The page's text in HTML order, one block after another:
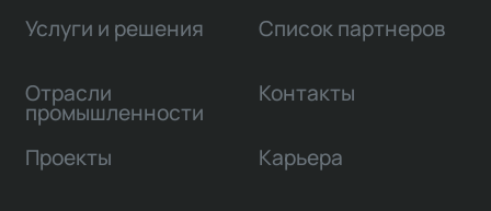
Услуги и решения
Отрасли
промышленности
Проекты
Список партнеров
Контакты
Карьера